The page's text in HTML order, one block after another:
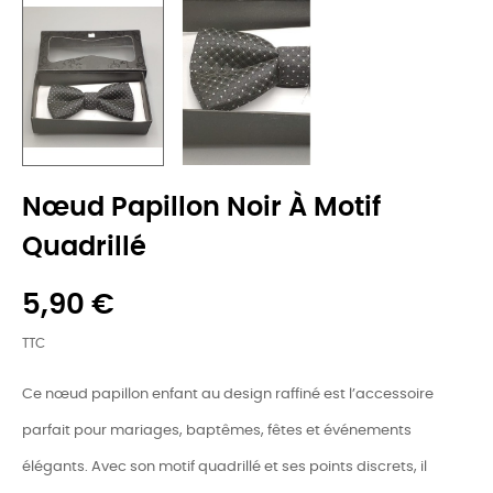
Nœud Papillon Noir À Motif
Quadrillé
5,90 €
TTC
Ce nœud papillon enfant au design raffiné est l’accessoire
parfait pour mariages, baptêmes, fêtes et événements
élégants. Avec son motif quadrillé et ses points discrets, il